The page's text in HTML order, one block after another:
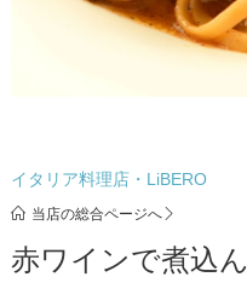
イタリア料理店・LiBERO
当店の総合ページへ
赤ワインで煮込